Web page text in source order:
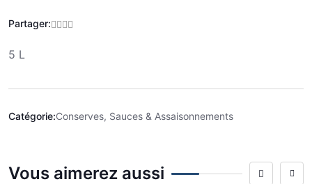
Partager:
5 L
Catégorie:Conserves, Sauces & Assaisonnements
Vous aimerez aussi